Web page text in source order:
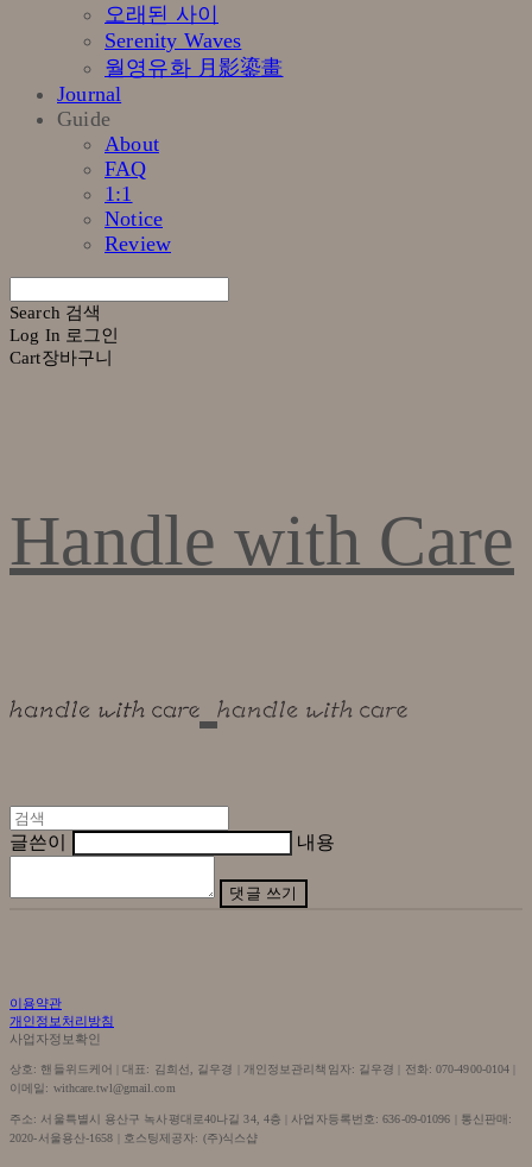
오래된 사이
Serenity Waves
월영유화 月影鎏畫
Journal
Guide
About
FAQ
1:1
Notice
Review
Search 검색
Log In 로그인
Cart장바구니
Handle with Care
글쓴이 내용
댓글 쓰기
이용약관
개인정보처리방침
사업자정보확인
상호: 핸들위드케어 | 대표: 김희선, 길우경 | 개인정보관리책임자: 길우경 | 전화: 070-4900-0104 |
이메일: withcare.twl@gmail.com
주소: 서울특별시 용산구 녹사평대로40나길 34, 4층 | 사업자등록번호:636-09-01096 | 통신판매:
2020-서울용산-1658 | 호스팅제공자: (주)식스샵